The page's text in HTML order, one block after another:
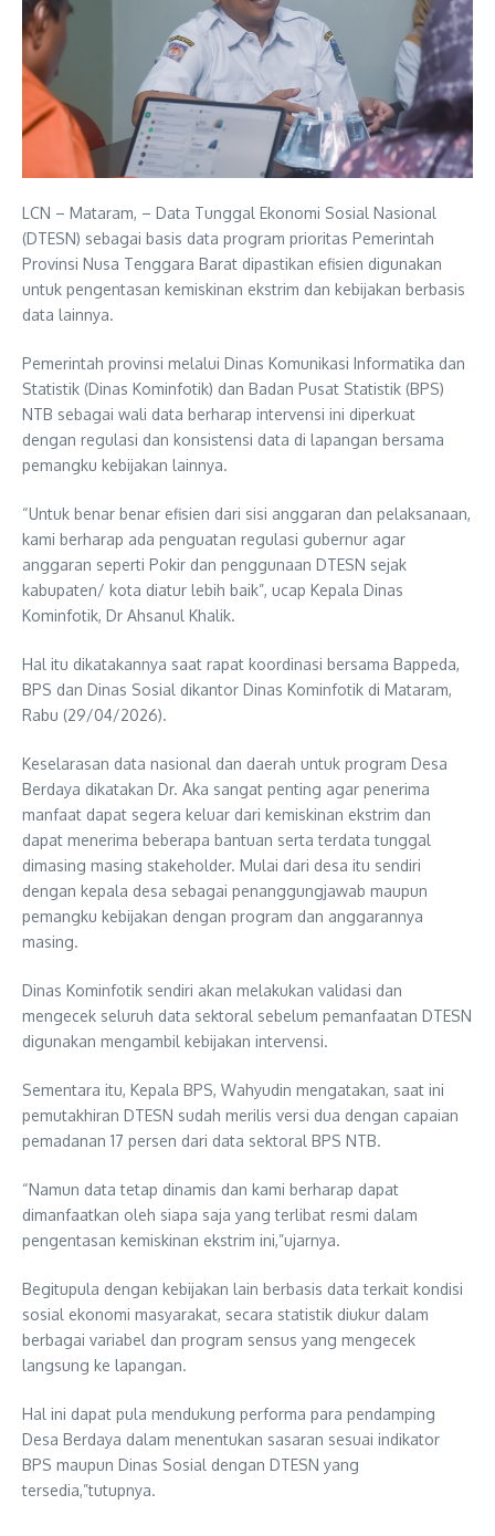
LCN – Mataram, – Data Tunggal Ekonomi Sosial Nasional
(DTESN) sebagai basis data program prioritas Pemerintah
Provinsi Nusa Tenggara Barat dipastikan efisien digunakan
untuk pengentasan kemiskinan ekstrim dan kebijakan berbasis
data lainnya.
Pemerintah provinsi melalui Dinas Komunikasi Informatika dan
Statistik (Dinas Kominfotik) dan Badan Pusat Statistik (BPS)
NTB sebagai wali data berharap intervensi ini diperkuat
dengan regulasi dan konsistensi data di lapangan bersama
pemangku kebijakan lainnya.
“Untuk benar benar efisien dari sisi anggaran dan pelaksanaan,
kami berharap ada penguatan regulasi gubernur agar
anggaran seperti Pokir dan penggunaan DTESN sejak
kabupaten/ kota diatur lebih baik”, ucap Kepala Dinas
Kominfotik, Dr Ahsanul Khalik.
Hal itu dikatakannya saat rapat koordinasi bersama Bappeda,
BPS dan Dinas Sosial dikantor Dinas Kominfotik di Mataram,
Rabu (29/04/2026).
Keselarasan data nasional dan daerah untuk program Desa
Berdaya dikatakan Dr. Aka sangat penting agar penerima
manfaat dapat segera keluar dari kemiskinan ekstrim dan
dapat menerima beberapa bantuan serta terdata tunggal
dimasing masing stakeholder. Mulai dari desa itu sendiri
dengan kepala desa sebagai penanggungjawab maupun
pemangku kebijakan dengan program dan anggarannya
masing.
Dinas Kominfotik sendiri akan melakukan validasi dan
mengecek seluruh data sektoral sebelum pemanfaatan DTESN
digunakan mengambil kebijakan intervensi.
Sementara itu, Kepala BPS, Wahyudin mengatakan, saat ini
pemutakhiran DTESN sudah merilis versi dua dengan capaian
pemadanan 17 persen dari data sektoral BPS NTB.
“Namun data tetap dinamis dan kami berharap dapat
dimanfaatkan oleh siapa saja yang terlibat resmi dalam
pengentasan kemiskinan ekstrim ini,”ujarnya.
Begitupula dengan kebijakan lain berbasis data terkait kondisi
sosial ekonomi masyarakat, secara statistik diukur dalam
berbagai variabel dan program sensus yang mengecek
langsung ke lapangan.
Hal ini dapat pula mendukung performa para pendamping
Desa Berdaya dalam menentukan sasaran sesuai indikator
BPS maupun Dinas Sosial dengan DTESN yang
tersedia,”tutupnya.